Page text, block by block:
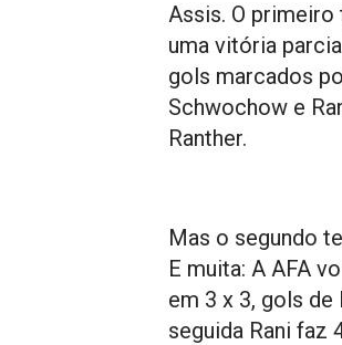
Assis. O
uma vitória
gols marcados
Schwochow e
Ranther.
Mas o segundo
E muita: A AFA
em 3 x 3, gols de
seguida Rani faz